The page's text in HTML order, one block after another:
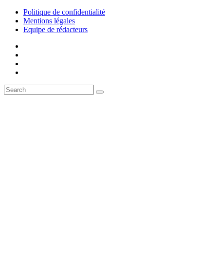
Politique de confidentialité
Mentions légales
Equipe de rédacteurs